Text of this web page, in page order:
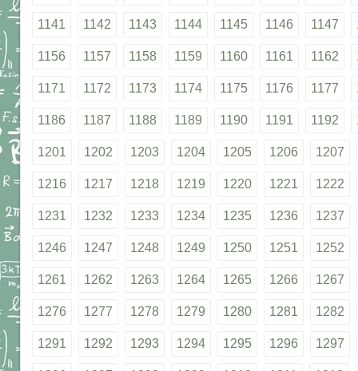
1141 1142 1143 1144 1145 1146 1147
1156 1157 1158 1159 1160 1161 1162
1171 1172 1173 1174 1175 1176 1177
1186 1187 1188 1189 1190 1191 1192
1201 1202 1203 1204 1205 1206 1207
1216 1217 1218 1219 1220 1221 1222
1231 1232 1233 1234 1235 1236 1237
1246 1247 1248 1249 1250 1251 1252
1261 1262 1263 1264 1265 1266 1267
1276 1277 1278 1279 1280 1281 1282
1291 1292 1293 1294 1295 1296 1297